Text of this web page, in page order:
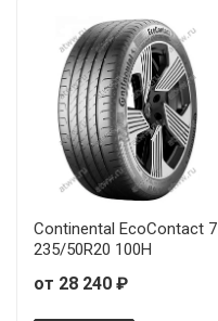
Continental EcoContact 7
235/50R20 100H
от 28 240 ₽